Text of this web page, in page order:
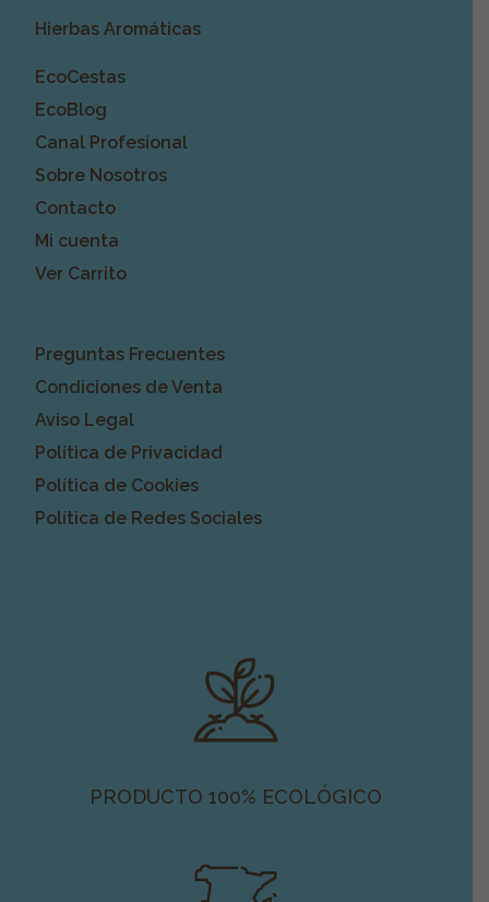
Hierbas Aromáticas
EcoCestas
EcoBlog
Canal Profesional
Sobre Nosotros
Contacto
Mi cuenta
Ver Carrito
Preguntas Frecuentes
Condiciones de Venta
Aviso Legal
Política de Privacidad
Política de Cookies
Política de Redes Sociales
PRODUCTO 100% ECOLÓGICO